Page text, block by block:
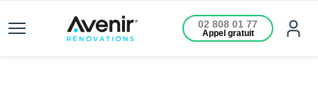
02 808 01 77
Appel gratuit